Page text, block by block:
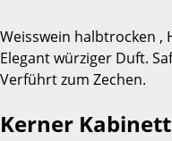
Weisswein halbtrocken ,
Elegant würziger Duft.
Verführt zum Zechen.
Kerner